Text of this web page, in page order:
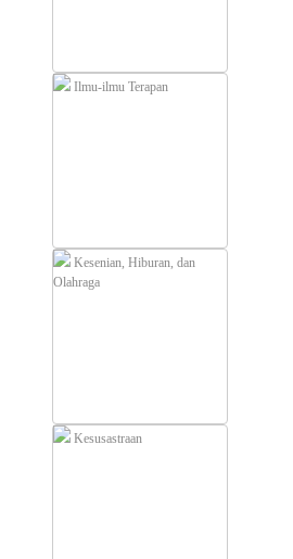
Ilmu-ilmu Terapan
Kesenian, Hiburan, dan
Olahraga
Kesusastraan